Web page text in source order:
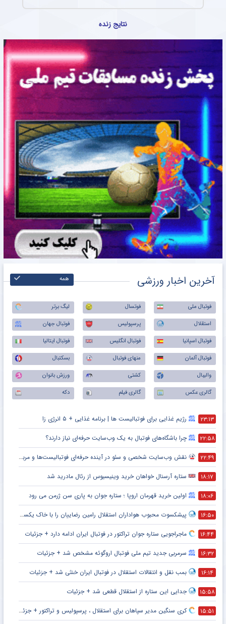
نتایج زنده
آخرین اخبار ورزشی همه
فوتبال ملی فوتسال
لیگ برتر
استقلال
پرسپولیس
فوتبال جهان
فوتبال اسپانیا
فوتبال انگلیس
فوتبال ایتالیا
فوتبال آلمان
منهای فوتبال
بسکتبال
والیبال
کشتی
ورزش بانوان
گالری عکس
گالری فیلم دکه
۲۳:۱۳ رژیم غذایی برای فوتبالیست ها | برنامه غذایی + ۵ انرژی زا
۲۲:۵۸ چرا باشگاه‌های فوتبال به یک وب‌سایت حرفه‌ای نیاز دارند؟
۲۲:۴۹ نقش وب‌سایت شخصی و سئو در آینده حرفه‌ای فوتبالیست‌ها و مربیان
۱۸:۱۷ ستاره آرسنال خواهان خرید وینیسیوس از رئال مادرید شد
۱۸:۰۶ اولین خرید قهرمان اروپا ؛ ستاره جوان به پاری سن ژرمن می رود
۱۶:۵۰ پیشکسوت محبوب هواداران استقلال رامین رضاییان را با خاک یکسان کرد + جزئیات
۱۶:۴۴ ماجراجویی ستاره جوان تراکتور در فوتبال ایران ادامه دارد + جزئیات
۱۶:۳۲ سرمربی جدید تیم ملی فوتبال اروگوئه مشخص شد + جزئیات
۱۶:۱۴ بمب نقل و انتقالات استقلال در فوتبال ایران خنثی شد + جزئیات
۱۵:۵۸ جدایی این ستاره از استقلال قطعی شد + جزئیات
۱۵:۵۱ کری سنگین مدیر سپاهان برای استقلال ، پرسپولیس و تراکتور + جزئیات